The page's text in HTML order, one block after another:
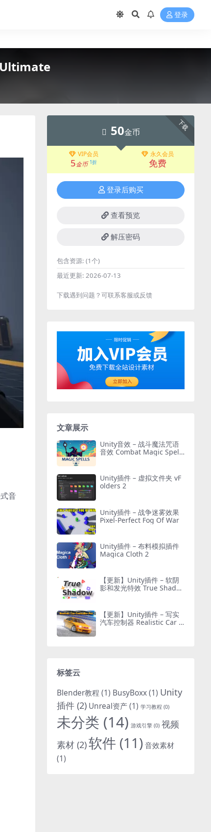
登录
Ultimate
音
下载
50金币
VIP会员
5金币 1折
永久会员
免费
登录后购买
查看预览
解压密码
包含资源: (1个)
最近更新: 2026-07-13
下载遇到问题？可联系客服或反馈
文章展示
Unity音效 – 战斗魔法咒语
音效 Combat Magic Spells
Unity插件 – 虚拟文件夹 vF
olders 2
Unity插件 – 战争迷雾效果
Pixel-Perfect Fog Of War
Unity插件 – 布料模拟插件
Magica Cloth 2
【更新】Unity插件 – 软阴
影和发光特效 True Shado
【更新】Unity插件 – 写实
汽车控制器 Realistic Car C
标签云
Blender教程 (1) BusyBoxx(1) Unity
插件 (2) Unreal资产(1) 学习教程 (0)
未分类 (14) 游戏引擎 (0) 视频
素材 (2)软件 (11)音效素材
(1)